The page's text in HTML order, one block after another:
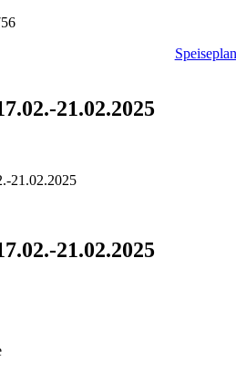
Speiseplan
21.02.2025
21.02.2025
21.02.2025